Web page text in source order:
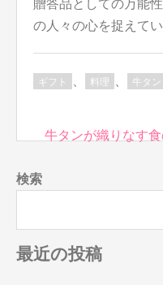
贈答品としての万能
の人々の心を捉えてい
ギフト 料理 牛タン
投
ナ
ビ
ー
シ
牛タンが織りなす
検索
最近の投稿